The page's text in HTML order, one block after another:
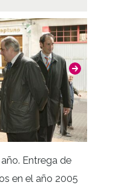
Entrega de
en el año 2005